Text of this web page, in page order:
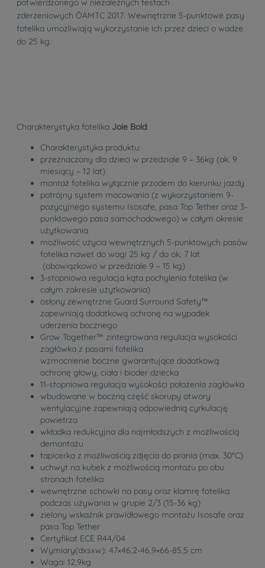
potwierdzonego w niezależnych testach
zderzeniowych ÖAMTC 2017. Wewnętrzne 5-punktowe pasy
fotelika umożliwiają wykorzystanie ich przez dzieci o wadze
do 25 kg.
Charakterystyka fotelika Joie Bold:
Charakterystyka produktu:
przeznaczony dla dzieci w przedziale 9 – 36kg (ok. 9
miesiący – 12 lat)
montaż fotelika wyłącznie przodem do kierunku jazdy
potrójny system mocowania (z wykorzystaniem 9-
pozycyjnego systemu Isosafe, pasa Top Tether oraz 3-
punktowego pasa samochodowego) w całym okresie
użytkowania
możliwość użycia wewnętrznych 5-punktowych pasów
fotelika nawet do wagi 25 kg / do ok. 7 lat
(obowiązkowo w przedziale 9 – 15 kg)
3-stopniowa regulacja kąta pochylenia fotelika (w
całym zakresie użytkowania)
osłony zewnętrzne Guard Surround Safety™
zapewniają dodatkową ochronę na wypadek
uderzenia bocznego
Grow Together™ zintegrowana regulacja wysokości
zagłówka z pasami fotelika
wzmocnienie boczne gwarantujące dodatkową
ochronę głowy, ciała i bioder dziecka
11-stopniowa regulacja wysokości położenia zagłówka
wbudowane w boczną część skorupy otwory
wentylacyjne zapewniają odpowiednią cyrkulację
powietrza
wkładka redukcyjna dla najmłodszych z możliwością
demontażu
tapicerka z możliwością zdjęcia do prania (max. 30°C)
uchwyt na kubek z możliwością montażu po obu
stronach fotelika
wewnętrzne schowki na pasy oraz klamrę fotelika
podczas używania w grupie 2/3 (15-36 kg)
zielony wskaźnik prawidłowego montażu Isosafe oraz
pasa Top Tether
Certyfikat ECE R44/04
Wymiary(dxsxw): 47×46,2-46,9×66-85,5 cm
Waga: 12,9kg